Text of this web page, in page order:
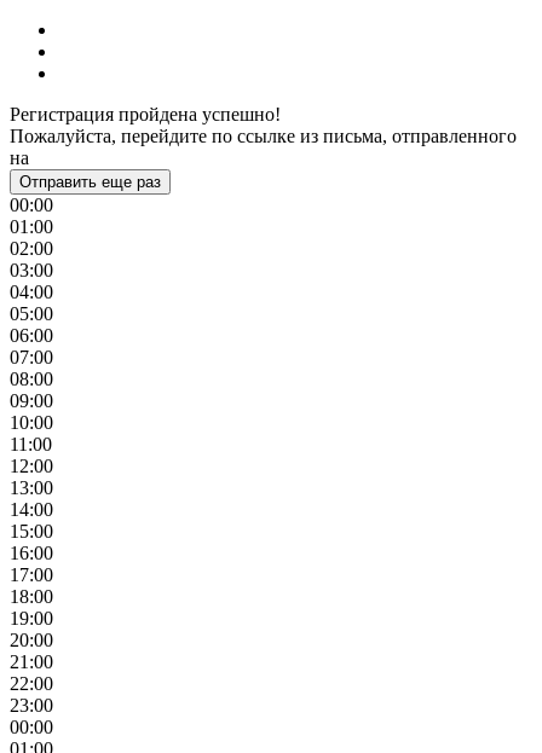
Регистрация пройдена успешно!
Пожалуйста, перейдите по ссылке из письма, отправленного
на
Отправить еще раз
00:00
01:00
02:00
03:00
04:00
05:00
06:00
07:00
08:00
09:00
10:00
11:00
12:00
13:00
14:00
15:00
16:00
17:00
18:00
19:00
20:00
21:00
22:00
23:00
00:00
01:00